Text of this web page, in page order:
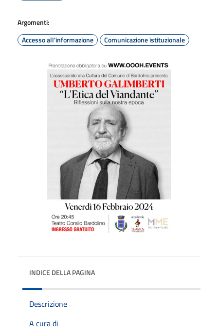
Argomenti:
Accesso all'informazione
Comunicazione istituzionale
INDICE DELLA PAGINA
Descrizione
A cura di